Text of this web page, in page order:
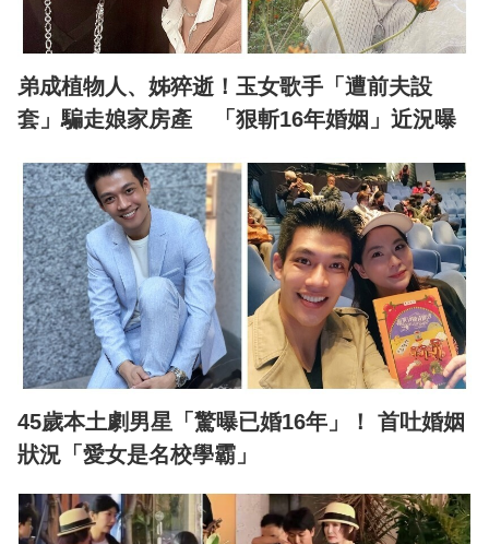
弟成植物人、姊猝逝！玉女歌手「遭前夫設
套」騙走娘家房產 「狠斬16年婚姻」近況曝
45歲本土劇男星「驚曝已婚16年」！ 首吐婚姻
狀況「愛女是名校學霸」